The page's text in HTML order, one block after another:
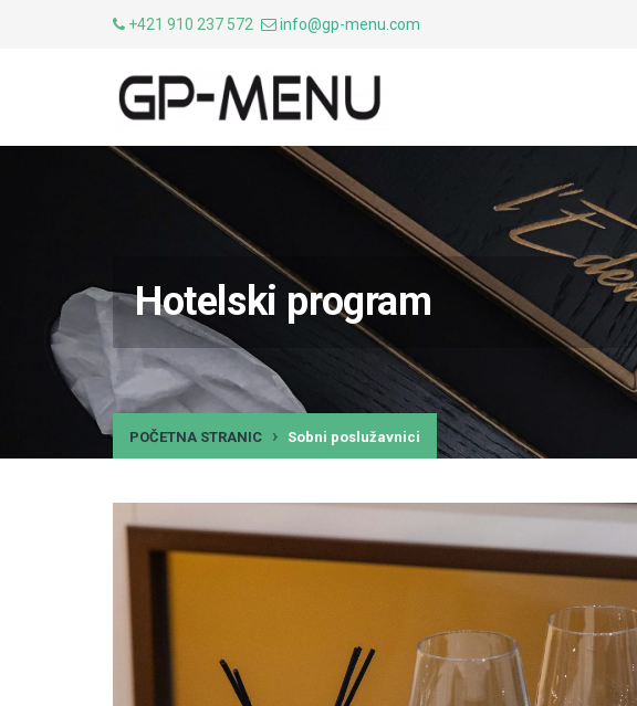
+421 910 237 572 info@gp-menu.com
Hotelski program
POČETNA STRANIC Sobni poslužavnici